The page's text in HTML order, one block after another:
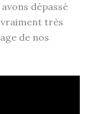
dépassé
vraiment très
de nos